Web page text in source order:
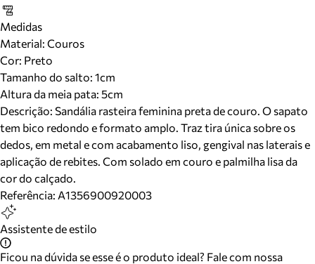
Medidas
Material: Couros
Cor: Preto
Tamanho do salto: 1cm
Altura da meia pata: 5cm
Descrição: Sandália rasteira feminina preta de couro. O sapato
tem bico redondo e formato amplo. Traz tira única sobre os
dedos, em metal e com acabamento liso, gengival nas laterais e
aplicação de rebites. Com solado em couro e palmilha lisa da
cor do calçado.
Referência: A1356900920003
Assistente de estilo
Ficou na dúvida se esse é o produto ideal? Fale com nossa